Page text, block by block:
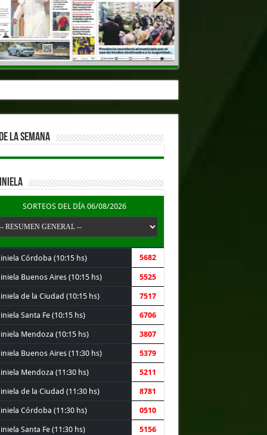
LA SEMANA
SORTEOS DEL DÍA 06/08/2026
Córdoba (10:15 hs) 5682
Buenos Aires (10:15 hs) 5525
de la Ciudad (10:15 hs) 7517
Santa Fe (10:15 hs) 6706
Mendoza (10:15 hs) 3807
Buenos Aires (11:30 hs) 5379
Mendoza (11:30 hs) 5211
de la Ciudad (11:30 hs) 8781
Córdoba (11:30 hs) 0510
Santa Fe (11:30 hs) 5156